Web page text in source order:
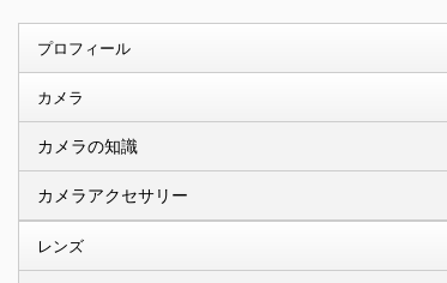
プロフィール
カメラ
カメラの知識
カメラアクセサリー
レンズ